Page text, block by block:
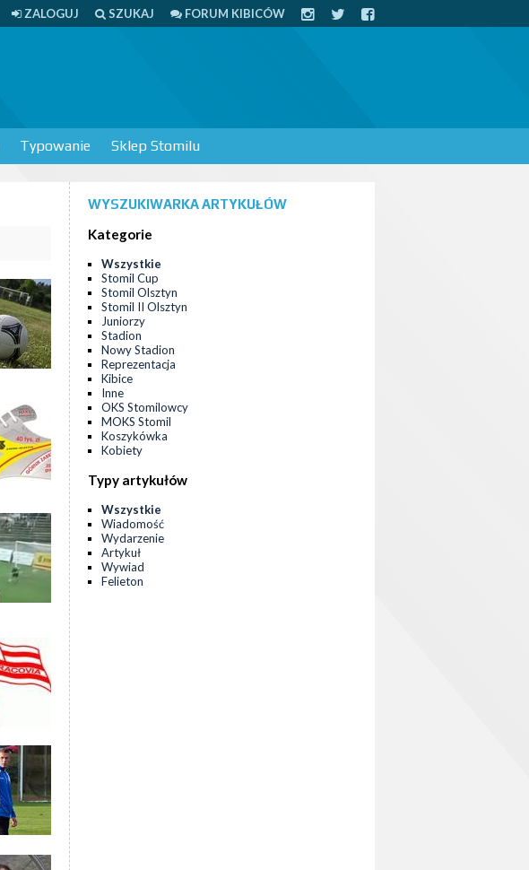
ZALOGUJ SZUKAJ FORUM KIBICÓW
Typowanie Sklep Stomilu
WYSZUKIWARKA ARTYKUŁÓW
Kategorie
Wszystkie
Stomil Cup
Stomil Olsztyn
Stomil II Olsztyn
Juniorzy
Stadion
Nowy Stadion
Reprezentacja
Kibice
Inne
OKS Stomilowcy
MOKS Stomil
Koszykówka
Kobiety
Typy artykułów
Wszystkie
Wiadomość
Wydarzenie
Artykuł
Wywiad
Felieton